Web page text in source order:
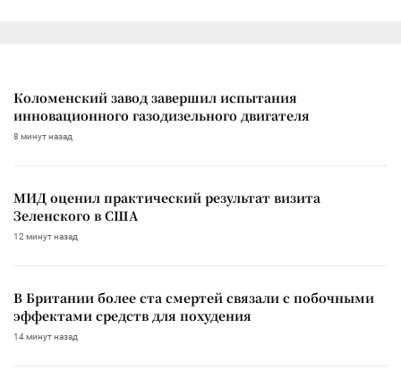
Коломенский завод завершил испытания
инновационного газодизельного двигателя
8 минут назад
МИД оценил практический результат визита
Зеленского в США
12 минут назад
В Британии более ста смертей связали с побочными
эффектами средств для похудения
14 минут назад